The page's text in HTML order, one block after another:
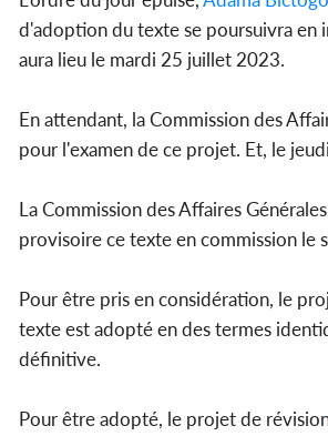
d'adoption du texte se poursuivra en
aura lieu le mardi 25 juillet 2023.
En attendant, la Commission des
pour l'examen de ce projet. Et, le
La Commission des Affaires
provisoire ce texte en commission
Pour être pris en considération, le
texte est adopté en des termes
définitive.
Pour être adopté, le projet de